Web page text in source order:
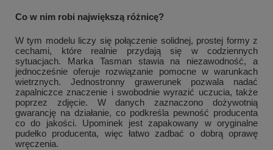
Co w nim robi największą różnicę?
W tym modelu liczy się połączenie solidnej, prostej formy z
cechami, które realnie przydają się w codziennych
sytuacjach. Marka Tasman stawia na niezawodność, a
jednocześnie oferuje rozwiązanie pomocne w warunkach
wietrznych. Jednostronny grawerunek pozwala nadać
zapalniczce znaczenie i swobodnie wyrazić uczucia, także
poprzez zdjęcie. W danych zaznaczono dożywotnią
gwarancję na działanie, co podkreśla pewność producenta
co do jakości. Upominek jest zapakowany w oryginalne
pudełko producenta, więc łatwo zadbać o dobrą oprawę
wręczenia.